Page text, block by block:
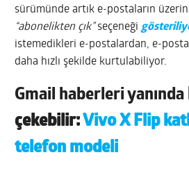
sürümünde artık e-postaların
“abonelikten çık”seçeneği
istemedikleri e-postalardan, e-
daha hızlı şekilde kurtulabiliyor.
Gmail haberleri yanında
çekebilir: Vivo X Flip
telefon modeli